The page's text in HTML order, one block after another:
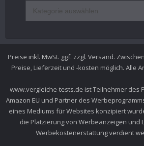
Preise inkl. MwSt. ggf. zzgl. Versand.
Preise, Lieferzeit und -kosten möglich. Alle
www.vergleiche-tests.de ist Teilnehmer des
Amazon EU und Partner des
eines Mediums für Websites konzipiert
die Platzierung von Werbeanzeigen und
Werbekostenerstattung verdient